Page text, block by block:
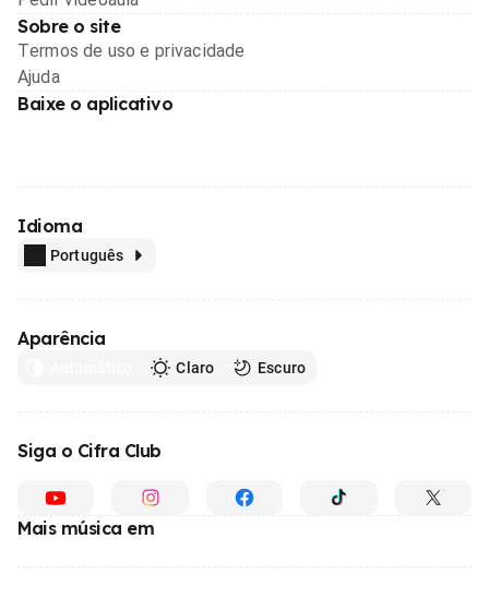
Sobre o site
Termos de uso e privacidade
Ajuda
Baixe o aplicativo
Idioma
Português
Aparência
Claro Escuro
Siga o Cifra Club
Mais música em